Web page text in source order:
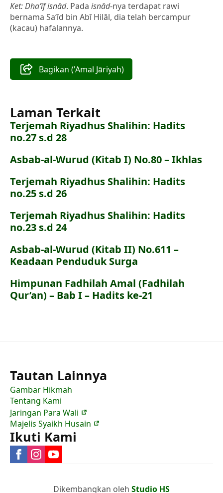
Ket: Dha‘īf isnād. Pada isnād-nya terdapat rawi
bernama Sa‘īd bin Abī Hilāl, dia telah bercampur
(kacau) hafalannya.
Bagikan ('Amal Jāriyah)
Laman Terkait
Terjemah Riyadhus Shalihin: Hadits
no.27 s.d 28
Asbab-al-Wurud (Kitab I) No.80 – Ikhlas
Terjemah Riyadhus Shalihin: Hadits
no.25 s.d 26
Terjemah Riyadhus Shalihin: Hadits
no.23 s.d 24
Asbab-al-Wurud (Kitab II) No.611 –
Keadaan Penduduk Surga
Himpunan Fadhilah Amal (Fadhilah
Qur’an) – Bab I – Hadits ke-21
Tautan Lainnya
Gambar Hikmah
Tentang Kami
Jaringan Para Wali
Majelis Syaikh Husain
Ikuti Kami
Dikembangkan oleh Studio HS